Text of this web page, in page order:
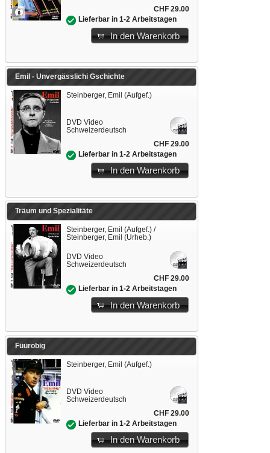
CHF 29.00
Lieferbar in 1-2 Arbeitstagen
In den Warenkorb
Emil - Unvergässlichi Gschichte
Steinberger, Emil (Aufgef.)
DVD Video
Schweizerdeutsch
CHF 29.00
Lieferbar in 1-2 Arbeitstagen
In den Warenkorb
Träum und Spezialitäte
Steinberger, Emil (Aufgef.) /
Steinberger, Emil (Urheb.)
DVD Video
Schweizerdeutsch
CHF 29.00
Lieferbar in 1-2 Arbeitstagen
In den Warenkorb
Füürobig
Steinberger, Emil (Aufgef.)
DVD Video
Schweizerdeutsch
CHF 29.00
Lieferbar in 1-2 Arbeitstagen
In den Warenkorb